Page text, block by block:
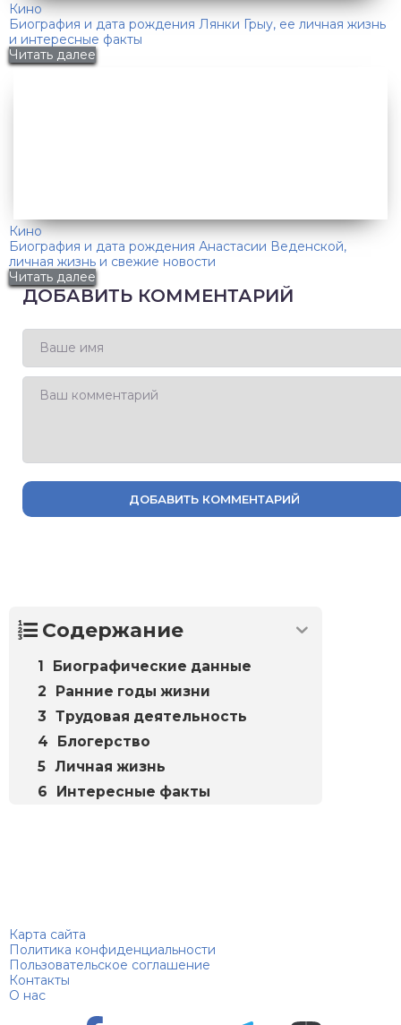
Кино
Биография и дата рождения Лянки Грыу, ее личная жизнь
и интересные факты
Читать далее
Кино
Биография и дата рождения Анастасии Веденской,
личная жизнь и свежие новости
Читать далее
ДОБАВИТЬ КОММЕНТАРИЙ
ДОБАВИТЬ КОММЕНТАРИЙ
Содержание
Биографические данные
Ранние годы жизни
Трудовая деятельность
Блогерство
Личная жизнь
Интересные факты
Карта сайта
Политика конфиденциальности
Пользовательское соглашение
Контакты
О нас